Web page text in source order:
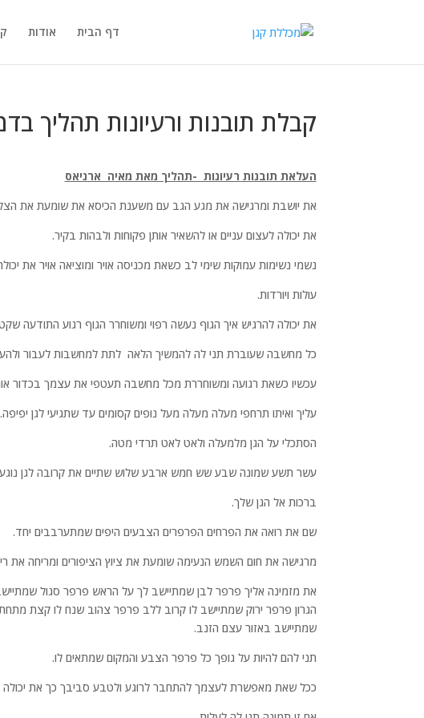
דף הבית אודות
קבלת תובנות ורעיונות תהליך
העלאת תובנות רעיונות -תהליך מאת מאיה ארניאס
את יושבת ומרגישה את מגע הגב עם משענת הכיסא את שומעת את
את יכולה לעצום עניים או להשאיר אותן פקוחות ולבהות בקיר.
נשמי נשימות עמוקות שימי לב כשאת מכניסה אויר ומוציאה אויר את
עולות ויורדות.
את יכולה להרגיש איך הגוף נעשה רפוי ומשוחרר הגוף רגוע התודעה
כל מחשבה שעוברת תני לה להמשיך הלאה לתת למחשבות לעבור
עכשיו כשאת רגועה ומשוחררת מכל מחשבה תעטפי את עצמך בכדור
עליך ואיתו תרחפי מעלה מעלה מעל נופים קסומים עד שתגיעי לגן יפיפה.
הסתכלי על הגן מלמעלה ולאט לאט תרדי מטה.
עשר תשע שמונה שבע שש חמש ארבע שלוש שתיים את קרובה לגן
ברכות אל הגן שלך.
שם את רואה את הפרחים הפרפרים הצבעים היפים שמתערבבים יחד.
מרגישה את חום השמש הנעימה שומעת את ציוץ הציפורים ומריחה את
את מזמינה אליך פרפר לבן שמתיישב לך על הראש פרפר סגול
הגרון פרפר ירוק שמתיישב לו קרוב ללב פרפר צהוב שנח לו קצת
שמתיישב באזור עצם הזנב.
תני להם להיות על גופך כל פרפר הצבע והמקום שמתאים לו.
ככל שאת מאפשרת לעצמך להתחבר לרוגע ולטבע סביבך כך את יכולה